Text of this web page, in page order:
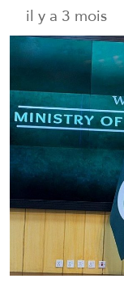
il y a 3 mois